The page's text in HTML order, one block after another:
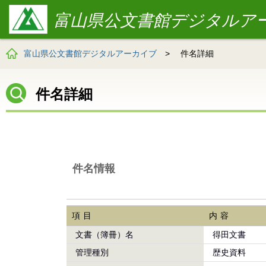
富山県公文書館デジタルア
富山県公文書館デジタルアーカイブ > 件名詳細
件名詳細
件名情報
項目
内容
文書（簿冊）名
得田文書
管理種別
歴史資料